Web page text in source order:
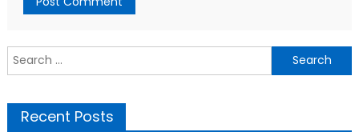
Search
for:
Recent Posts